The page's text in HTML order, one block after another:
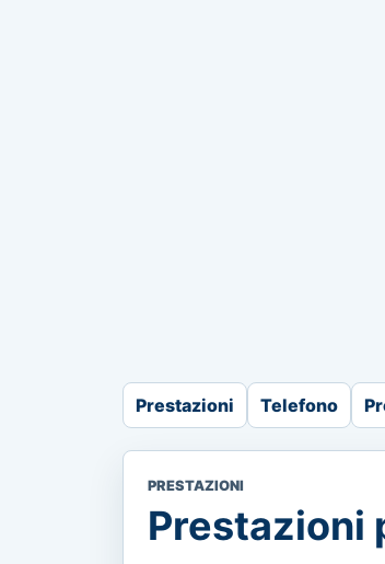
Prestazioni Telefono
PRESTAZIONI
Prestazioni